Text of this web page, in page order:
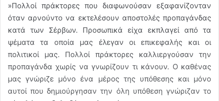
»Πολλοί πράκτορες που διαφωνούσαν εξαφανίζονταν
όταν αρνούντο να εκτελέσουν αποστολές προπαγάνδας
κατά των Σέρβων. Προσωπικά είχα εκπλαγεί από τα
ψέματα τα οποία μας έλεγαν οι επικεφαλής και οι
πολιτικοί μας. Πολλοί πράκτορες καλλιεργούσαν την
προπαγάνδα χωρίς να γνωρίζουν τι κάνουν. Ο καθένας
μας γνώριζε μόνο ένα μέρος της υπόθεσης και μόνο
αυτοί που δημιούργησαν την όλη υπόθεση γνώριζαν το